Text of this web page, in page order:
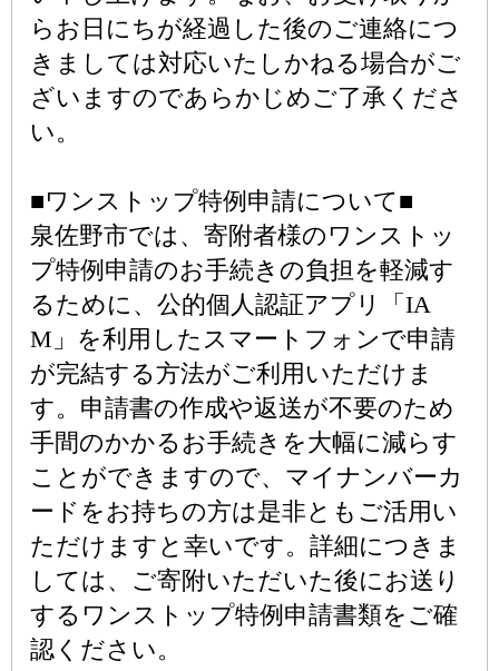
らお日にちが経過した後のご連絡につ
きましては対応いたしかねる場合がご
ざいますのであらかじめご了承くださ
い。
■ワンストップ特例申請について■
泉佐野市では、寄附者様のワンストッ
プ特例申請のお手続きの負担を軽減す
るために、公的個人認証アプリ「IA
M」を利用したスマートフォンで申請
が完結する方法がご利用いただけま
す。申請書の作成や返送が不要のため
手間のかかるお手続きを大幅に減らす
ことができますので、マイナンバーカ
ードをお持ちの方は是非ともご活用い
ただけますと幸いです。詳細につきま
しては、ご寄附いただいた後にお送り
するワンストップ特例申請書類をご確
認ください。